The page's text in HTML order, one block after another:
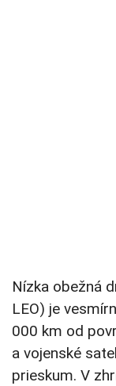
Nízka obežná
LEO) je
000 km od
a vojenské
prieskum. V